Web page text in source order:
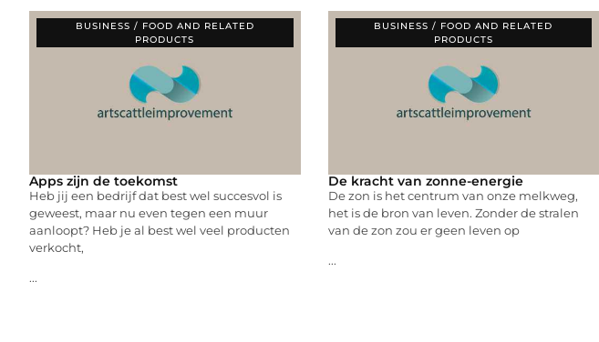
BUSINESS / FOOD AND RELATED
PRODUCTS
Apps zijn de toekomst
Heb jij een bedrijf dat best wel succesvol is
geweest, maar nu even tegen een muur
aanloopt? Heb je al best wel veel producten
verkocht,
...
BUSINESS / FOOD AND RELATED
PRODUCTS
De kracht van zonne-energie
De zon is het centrum van onze melkweg,
het is de bron van leven. Zonder de stralen
van de zon zou er geen leven op
...